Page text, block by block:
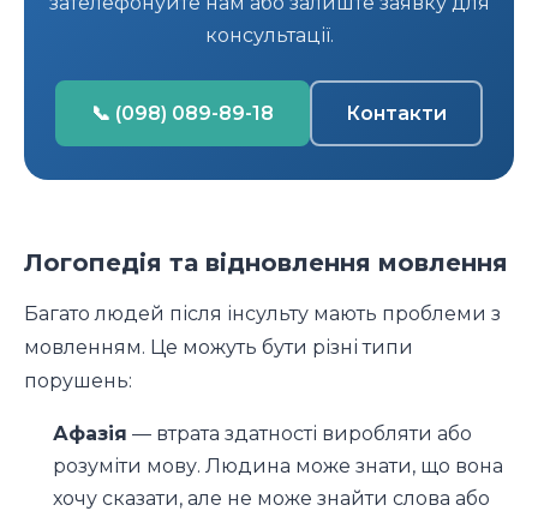
консультації.
📞 (098) 089-89-18 Контакти
Логопедія та відновлення мовлення
Багато людей після інсульту мають проблеми з
мовленням. Це можуть бути різні типи
порушень:
Афазія — втрата здатності виробляти або
розуміти мову. Людина може знати, що вона
хочу сказати, але не може знайти слова або